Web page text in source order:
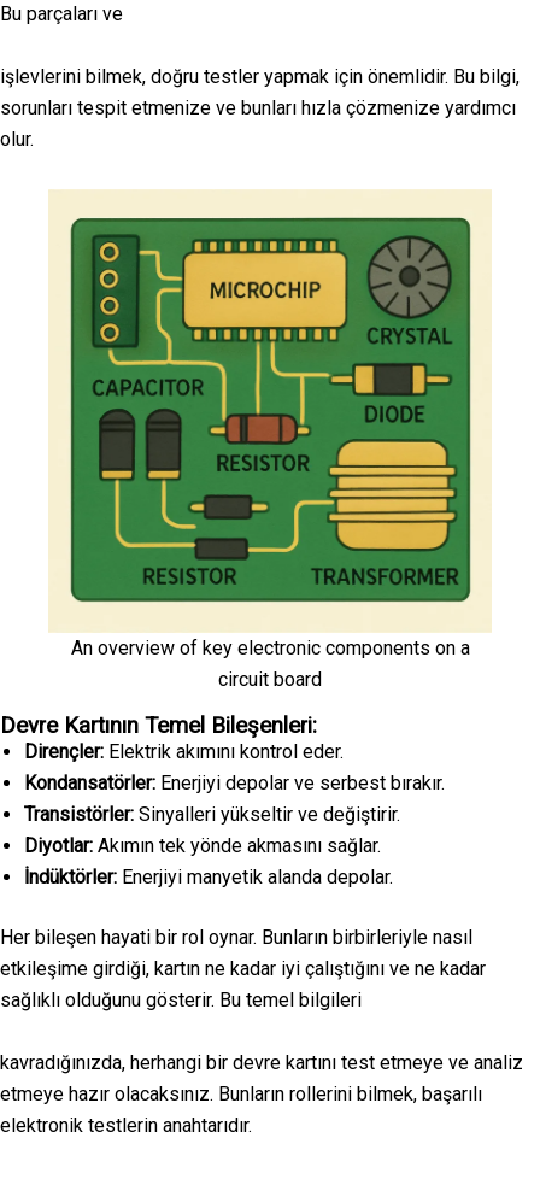
Bu parçaları ve
işlevlerini bilmek, doğru testler yapmak için önemlidir. Bu bilgi,
sorunları tespit etmenize ve bunları hızla çözmenize yardımcı
olur.
An overview of key electronic components on a
circuit board
Devre Kartının Temel Bileşenleri:
Dirençler: Elektrik akımını kontrol eder.
Kondansatörler: Enerjiyi depolar ve serbest bırakır.
Transistörler: Sinyalleri yükseltir ve değiştirir.
Diyotlar: Akımın tek yönde akmasını sağlar.
İndüktörler: Enerjiyi manyetik alanda depolar.
Her bileşen hayati bir rol oynar. Bunların birbirleriyle nasıl
etkileşime girdiği, kartın ne kadar iyi çalıştığını ve ne kadar
sağlıklı olduğunu gösterir. Bu temel bilgileri
kavradığınızda, herhangi bir devre kartını test etmeye ve analiz
etmeye hazır olacaksınız. Bunların rollerini bilmek, başarılı
elektronik testlerin anahtarıdır.